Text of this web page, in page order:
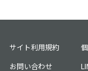
サイト利用規約
お問い合わせ